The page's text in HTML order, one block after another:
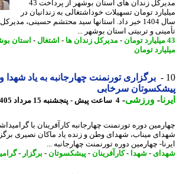
مدیرکل زندان های استان بوشهر از پرداخت 43
تومان تسهیلات خوداشتغالی به زندانیان در
سال 1404 خبر داد. استانها سید محتشم حسینی، مدیرکل
و تربیتی استان بوشهر ...
-مدیرکل زندان ها - اشتغال-استان بوشهر
تومان
برگزاری تورنمنت چهارجانبه به یاد شهدا و
سرخابی
-ورزشی-4 ساعت پیش - پنجشنبه 15 مرداد 1405، 11:35
دوره تورنمنت چهارجانبه کارآفرینان با گرامیداشت
میناب، شهدای وطن و زنده یاد ماکان نصیری برگزار
چهارمین دوره تورنمنت چهارجانبه ...
- شهدا-کارآفرینان -پیشکسوتان-برگزار -